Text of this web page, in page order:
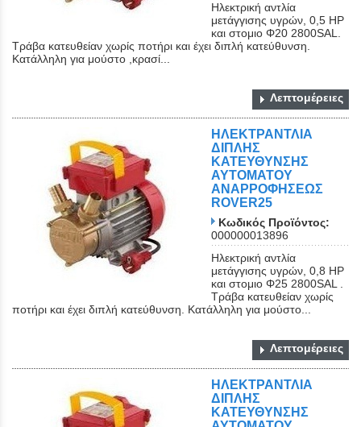
Ηλεκτρική αντλία
μετάγγισης υγρών, 0,5 ΗΡ
και στομιο Φ20 2800SAL.
Τράβα κατευθείαν χωρίς ποτήρι και έχει διπλή κατεύθυνση.
Κατάλληλη για μούστο ,κρασί...
Λεπτομέρειες
ΗΛΕΚΤΡΑΝΤΛΙΑ
ΔΙΠΛΗΣ
ΚΑΤΕΥΘΥΝΣΗΣ
ΑΥΤΟΜΑΤΟΥ
ΑΝΑΡΡΟΦΗΣΕΩΣ
ROVER25
Κωδικός Προϊόντος:
000000013896
Ηλεκτρική αντλία
μετάγγισης υγρών, 0,8 ΗΡ
και στομιο Φ25 2800SAL .
Τράβα κατευθείαν χωρίς
ποτήρι και έχει διπλή κατεύθυνση. Κατάλληλη για μούστο...
Λεπτομέρειες
ΗΛΕΚΤΡΑΝΤΛΙΑ
ΔΙΠΛΗΣ
ΚΑΤΕΥΘΥΝΣΗΣ